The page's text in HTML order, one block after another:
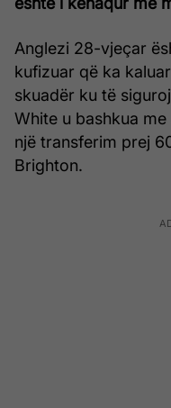
Anglezi 28-vjeçar
kufizuar që ka
skuadër ku të
White u bashkua
një transferim prej
Brighton.